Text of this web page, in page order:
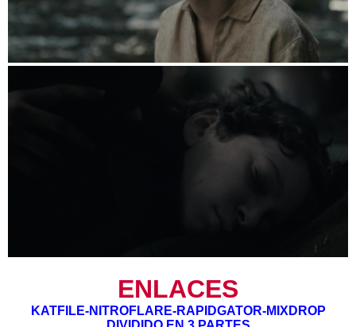
ENLACES
KATFILE-NITROFLARE-RAPIDGATOR-MIXDROP